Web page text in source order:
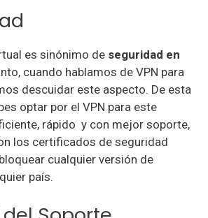
es sinónimo de seguridad en
cuando hablamos de VPN para
descuidar este aspecto. De esta
optar por el VPN para este
rápido y con mejor soporte,
los certificados de seguridad
cualquier versión de
país.